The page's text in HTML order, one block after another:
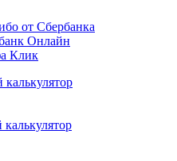
от Сбербанка
Онлайн
Клик